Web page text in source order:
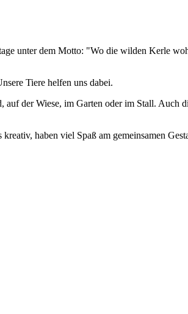
unter dem Motto: "Wo die wilden Kerle
Tiere helfen uns dabei.
der Wiese, im Garten oder im Stall. Auch
haben viel Spaß am gemeinsamen